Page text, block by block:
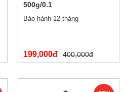
500g/0.1
Bảo hành 12 tháng
199,000đ 400,000đ